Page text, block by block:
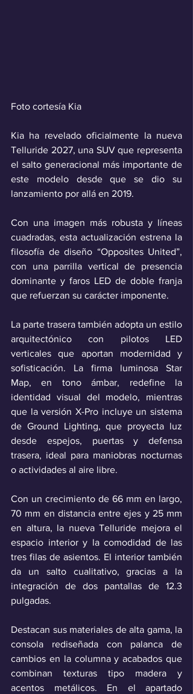
Foto cortesía Kia
Kia ha revelado oficialmente la nueva
Telluride 2027, una SUV que representa
el salto generacional más importante de
este modelo desde que se dio su
lanzamiento por allá en 2019.
Con una imagen más robusta y líneas
cuadradas, esta actualización estrena la
filosofía de diseño “Opposites United”,
con una parrilla vertical de presencia
dominante y faros LED de doble franja
que refuerzan su carácter imponente.
La parte trasera también adopta un estilo
arquitectónico con pilotos LED
verticales que aportan modernidad y
sofisticación. La firma luminosa Star
Map, en tono ámbar, redefine la
identidad visual del modelo, mientras
que la versión X-Pro incluye un sistema
de Ground Lighting, que proyecta luz
desde espejos, puertas y defensa
trasera, ideal para maniobras nocturnas
o actividades al aire libre.
Con un crecimiento de 66 mm en largo,
70 mm en distancia entre ejes y 25 mm
en altura, la nueva Telluride mejora el
espacio interior y la comodidad de las
tres filas de asientos. El interior también
da un salto cualitativo, gracias a la
integración de dos pantallas de 12.3
pulgadas.
Destacan sus materiales de alta gama, la
consola rediseñada con palanca de
cambios en la columna y acabados que
combinan texturas tipo madera y
acentos metálicos. En el apartado